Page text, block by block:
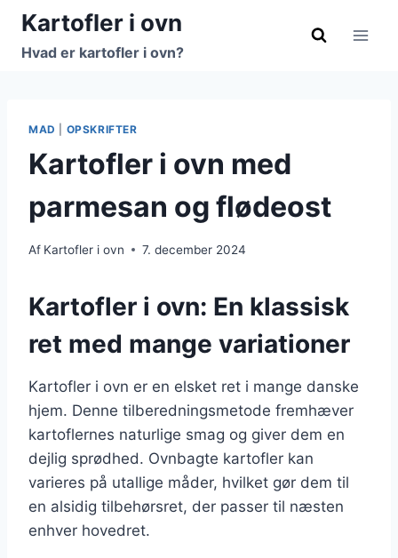
Fortsæt
indhold
Kartofler i ovn
Hvad er kartofler i ovn?
MAD OPSKRIFTER
Kartofler i ovn med
parmesan og flødeost
Af Kartofler i ovn 7. december 2024
Kartofler i ovn: En klassisk
ret med mange variationer
Kartofler i ovn er en elsket ret i mange danske
hjem. Denne tilberedningsmetode fremhæver
kartoflernes naturlige smag og giver dem en
dejlig sprødhed. Ovnbagte kartofler kan
varieres på utallige måder, hvilket gør dem til
en alsidig tilbehørsret, der passer til næsten
enhver hovedret.